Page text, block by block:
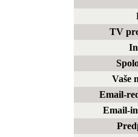
TV
Vaše
Email-
Email-